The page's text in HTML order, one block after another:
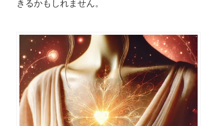
きるかもしれません。